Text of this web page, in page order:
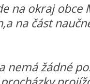
na okraj obce
na část
nemá žádné